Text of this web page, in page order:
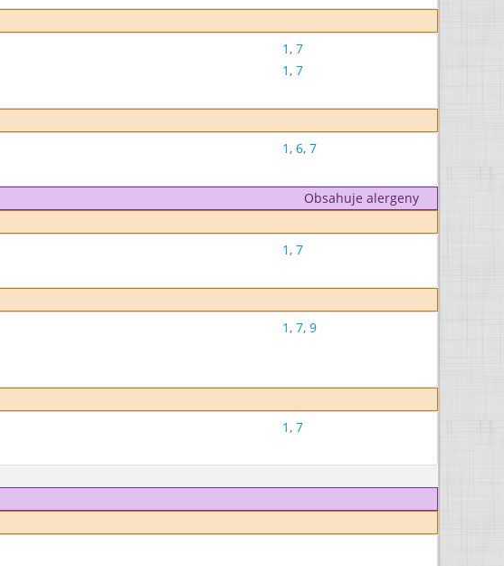
1, 7
1, 7
1, 6, 7
Obsahuje alergeny
1, 7
1, 7, 9
1, 7